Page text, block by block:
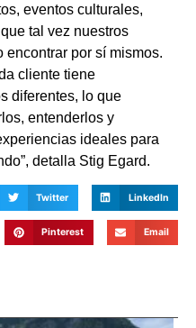
eventos culturales,
tal vez nuestros
por sí mismos.
cliente tiene
diferentes, lo que
entenderlos y
ideales para
detalla Stig Egard.
Twitter LinkedIn
Pinterest Email